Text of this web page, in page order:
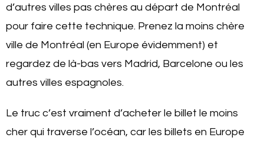
d’autres villes pas chères au départ de Montréal
pour faire cette technique. Prenez la moins chère
ville de Montréal (en Europe évidemment) et
regardez de là-bas vers Madrid, Barcelone ou les
autres villes espagnoles.
Le truc c’est vraiment d’acheter le billet le moins
cher qui traverse l’océan, car les billets en Europe